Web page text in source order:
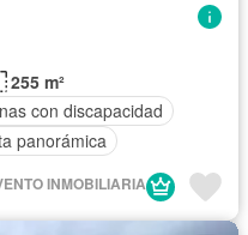
255 m²
con discapacidad
panorámica
INMOBILIARIA